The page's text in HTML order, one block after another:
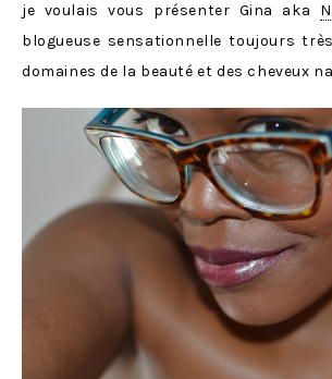
je voulais vous présenter Gina aka
blogueuse sensationnelle toujours
domaines de la beauté et des cheveux